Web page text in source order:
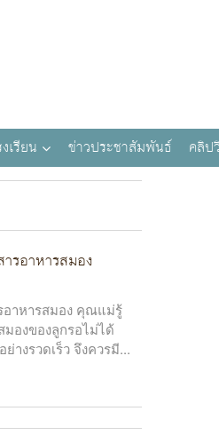
เรียน ข่าวประชาสัมพันธ์ คลิป
รอาหารสมอง
อาหารสมอง คุณแม่รู้
องของลูกรอไม่ได้
างรวดเร็ว จึงควรมี...